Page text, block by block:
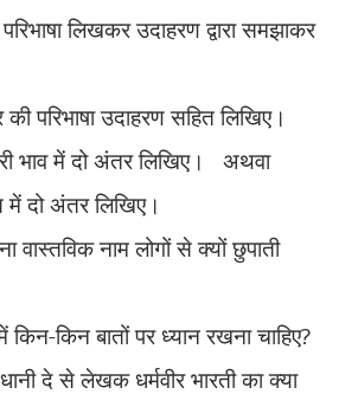
लिखकर उदाहरण द्वारा समझाकर
परिभाषा उदाहरण सहित लिखिए।
भाव में दो अंतर लिखिए।
अथवा
में दो अंतर लिखिए।
वास्तविक नाम लोगों से क्यों छुपाती
किन बातों पर ध्यान रखना चाहिए?
दे से लेखक धर्मवीर भारती का क्या